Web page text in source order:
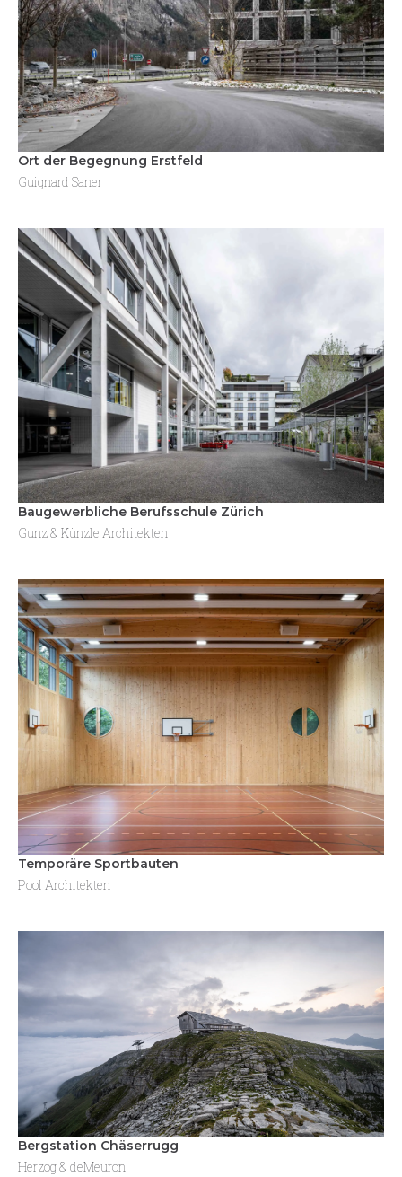
Ort der Begegnung Erstfeld
Guignard Saner
Baugewerbliche Berufsschule Zürich
Gunz & Künzle Architekten
Temporäre Sportbauten
Pool Architekten
Bergstation Chäserrugg
Herzog & deMeuron